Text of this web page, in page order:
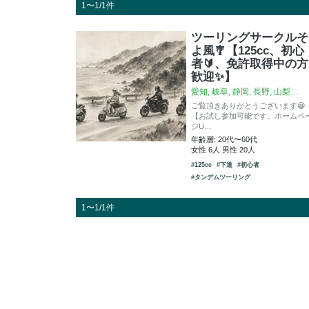
1〜1/1件
ツーリングサークルそ
よ風🎐【125cc、初心
者🔰、免許取得中の方
歓迎✨】
愛知, 岐阜, 静岡, 長野, 山梨…
ご覧頂きありがとうございます😀
【お試し参加可能です。ホームペ
ジU…
年齢層: 20代〜60代
女性 6人 男性 20人
#125cc #下道
#初心者
#タンデムツーリング
1〜1/1件